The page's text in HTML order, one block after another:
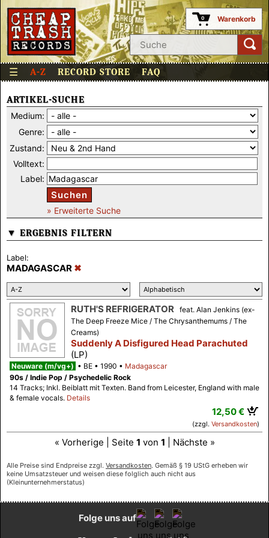
0 Warenkorb
☰ A-Z RECORD STORE FAQ
ARTIKEL-SUCHE
Medium:
Genre:
Zustand:
Volltext:
Label:
Suchen
» Erweiterte Suche
▼ ERGEBNIS FILTERN
Label:
MADAGASCAR
RUTH'S REFRIGERATOR feat. Alan Jenkins (ex-
The Deep Freeze Mice / The Chrysanthemums / The
Creams)
Suddenly A Disfigured Head Parachuted
(LP)
Neuware (m/vg+) BE 1990
Madagascar
90s / Indie Pop / Psychedelic Rock
14 Tracks; Inkl. Beiblatt mit Texten. Band from Leicester, England with male
& female vocals. Details
12,50 €
(zzgl. Versandkosten)
« Vorherige | Seite 1 von 1 | Nächste »
Alle Preise sind Endpreise zzgl. Versandkosten. Gemäß § 19 UStG erheben wir
keine Umsatzsteuer und weisen diese folglich auch nicht aus
(Kleinunternehmerstatus)
Folge uns auf